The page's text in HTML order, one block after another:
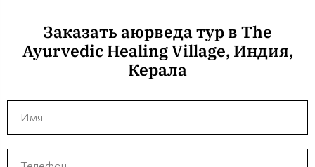
Заказать аюрведа тур в The
Ayurvedic Healing Village, Индия,
Керала